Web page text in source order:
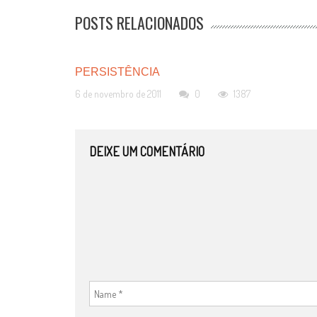
POSTS RELACIONADOS
PERSISTÊNCIA
6 de novembro de 2011
0 1387
DEIXE UM COMENTÁRIO